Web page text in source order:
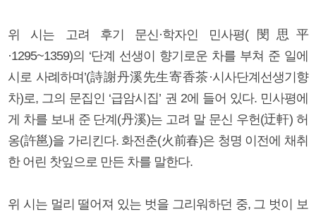
위 시는 고려 후기 문신·학자인 민사평(閔思平
·1295~1359)의 ‘단계 선생이 향기로운 차를 부쳐 준 일에
시로 사례하며’(詩謝丹溪先生寄香茶·시사단계선생기향
차)로, 그의 문집인 ‘급암시집’ 권 2에 들어 있다. 민사평에
게 차를 보내 준 단계(丹溪)는 고려 말 문신 우헌(迂軒) 허
옹(許邕)을 가리킨다. 화전춘(火前春)은 청명 이전에 채취
한 어린 찻잎으로 만든 차를 말한다.
위 시는 멀리 떨어져 있는 벗을 그리워하던 중, 그 벗이 보